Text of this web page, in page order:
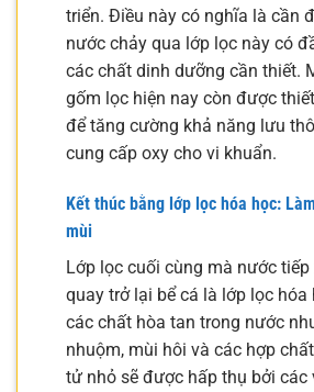
triển. Điều này có nghĩa là cần
nước chảy qua lớp lọc này có
các chất dinh dưỡng cần thiết.
gốm lọc hiện nay còn được
để tăng cường khả năng lưu
cung cấp oxy cho vi khuẩn.
Kết thúc bằng lớp lọc hóa học:
mùi
Lớp lọc cuối cùng mà nước
quay trở lại bể cá là lớp lọc hóa
các chất hòa tan trong nước
nhuộm, mùi hôi và các hợp
tử nhỏ sẽ được hấp thụ bởi các